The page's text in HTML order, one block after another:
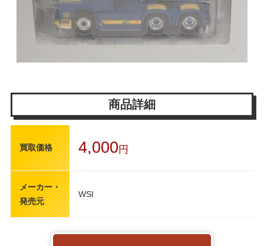
商品詳細
買取価格 4,000 円
メーカー・
発売元
WSI